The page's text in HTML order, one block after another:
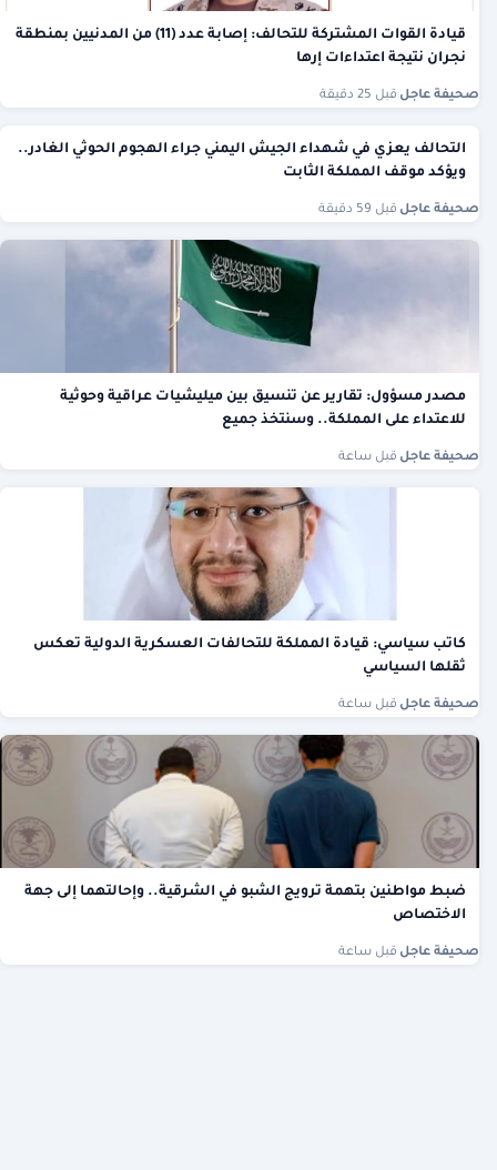
قيادة القوات المشتركة للتحالف: إصابة عدد (11) من المدنيين بمنطقة
نجران نتيجة اعتداءات إرها
صحيفة عاجل قبل 25 دقيقة
التحالف يعزي في شهداء الجيش اليمني جراء الهجوم الحوثي الغادر..
ويؤكد موقف المملكة الثابت
صحيفة عاجل قبل 59 دقيقة
مصدر مسؤول: تقارير عن تنسيق بين ميليشيات عراقية وحوثية
للاعتداء على المملكة.. وسنتخذ جميع
صحيفة عاجل قبل ساعة
كاتب سياسي: قيادة المملكة للتحالفات العسكرية الدولية تعكس
ثقلها السياسي
صحيفة عاجل قبل ساعة
ضبط مواطنين بتهمة ترويج الشبو في الشرقية.. وإحالتهما إلى جهة
الاختصاص
صحيفة عاجل قبل ساعة